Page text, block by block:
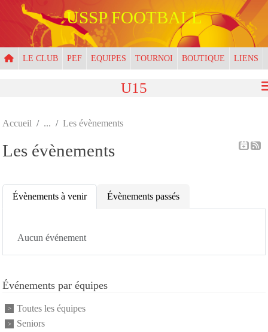
USSP FOOTBALL
LE CLUB PEF EQUIPES TOURNOI BOUTIQUE LIENS
U15
Accueil Les évènements
Les évènements
Évènements à venir Évènements passés
Aucun événement
Événements par équipes
Toutes les équipes
Seniors
Panneau de gestion des cookies